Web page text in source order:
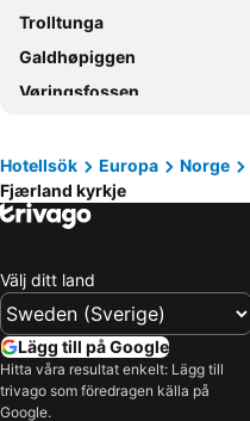
Trolltunga
Galdhøpiggen
Vøringsfossen
Bergen Airport, Flesland
Bergen Harbour
Bryggen
Bjorli Ski Centre
Hunderfossen
Lysefjord
Alesund Havn
Hotellsök Europa Norge
Fjærland kyrkje
Välj ditt land
Lägg till på Google
Hitta våra resultat enkelt: Lägg till
trivago som föredragen källa på
Google.